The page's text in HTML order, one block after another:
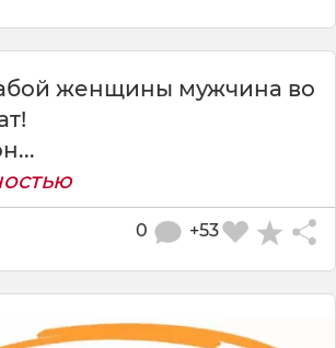
женщины мужчина во
+53
0